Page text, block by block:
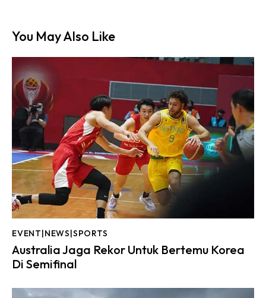
You May Also Like
EVENT|NEWS|SPORTS
Australia Jaga Rekor Untuk Bertemu Korea
Di Semifinal